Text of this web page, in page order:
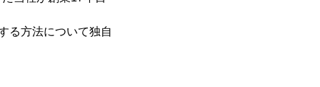
る方法について独自